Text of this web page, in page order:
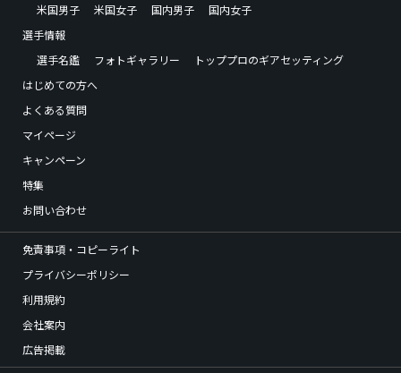
米国男子
米国女子 国内男子
国内女子
選手情報
選手名鑑
フォトギャラリー
トッププロのギアセッティング
はじめての方へ
よくある質問
マイページ
キャンペーン
特集
お問い合わせ
免責事項・コピーライト
プライバシーポリシー
利用規約
会社案内
広告掲載